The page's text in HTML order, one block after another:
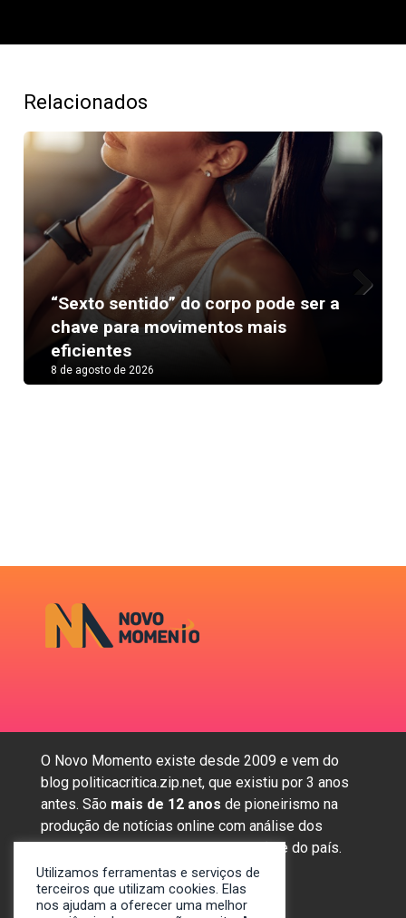
Relacionados
“Sexto sentido” do corpo pode ser a
chave para movimentos mais
eficientes
8 de agosto de 2026
O Novo Momento existe desde 2009 e vem do
blog politicacritica.zip.net, que existiu por 3 anos
antes. São mais de 12 anos de pioneirismo na
produção de notícias online com análise dos
assuntos mais importantes da região e do país.
Sobre nós
Utilizamos ferramentas e serviços de
terceiros que utilizam cookies. Elas
nos ajudam a oferecer uma melhor